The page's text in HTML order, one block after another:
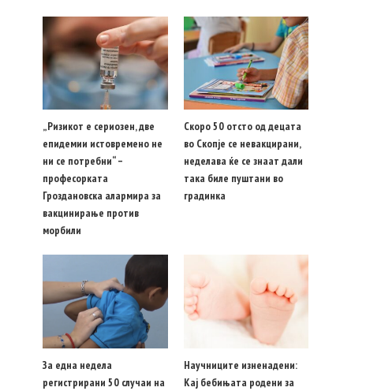
„Ризикот е сериозен, две
епидемии истовремено не
ни се потребни“ –
професорката
Гроздановска алармира за
вакцинирање против
морбили
Скоро 50 отсто од децата
во Скопје се невакцирани,
неделава ќе се знаат дали
така биле пуштани во
градинка
За една недела
регистрирани 50 случаи на
Научниците изненадени:
Кај бебињата родени за